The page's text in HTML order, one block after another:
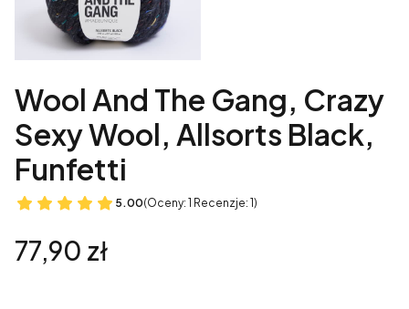
Wool And The Gang, Crazy
Sexy Wool, Allsorts Black,
Funfetti
5.00(Oceny: 1 Recenzje: 1)
Cena
77,90 zł